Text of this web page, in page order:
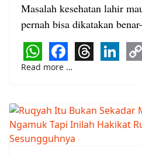
Masalah kesehatan lahir
pernah bisa dikatakan
WhatsApp
Facebook
Read more …